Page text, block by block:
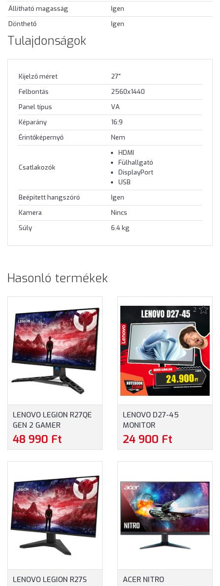
Állítható magasság
Igen
Dönthető
Igen
Tulajdonságok
Kijelző méret
27"
Felbontás
2560x1440
Panel típus
VA
Képarány
16:9
Érintőképernyő
Nem
Csatlakozók
HDMI
Fülhallgató
DisplayPort
USB
Beépített hangszóró
Igen
Kamera
Nincs
Súly
6.4 kg
Hasonló termékek
LENOVO LEGION R27QE
GEN 2 GAMER
FREESYNC MONITOR
(68C7GAC3EU) - 27.0"
VESA, 2XHDMI,
DISPLAYPORT, AMD
FREESYNC PREMIUM, 3
ÉV GARANCIA, FEKETE
SZÍNBEN
48 990 Ft
2
LENOVO D27-45
MONITOR
(67A5KAC6EU) - 27.0"
FULLHD (1920X1080),
FEKETE SZÍNBEN
24 900 Ft
LENOVO LEGION R27S
ACER NITRO